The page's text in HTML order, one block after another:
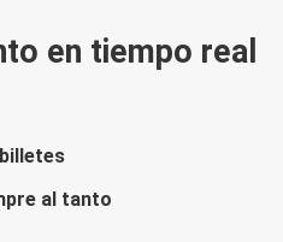
en tiempo real
al tanto